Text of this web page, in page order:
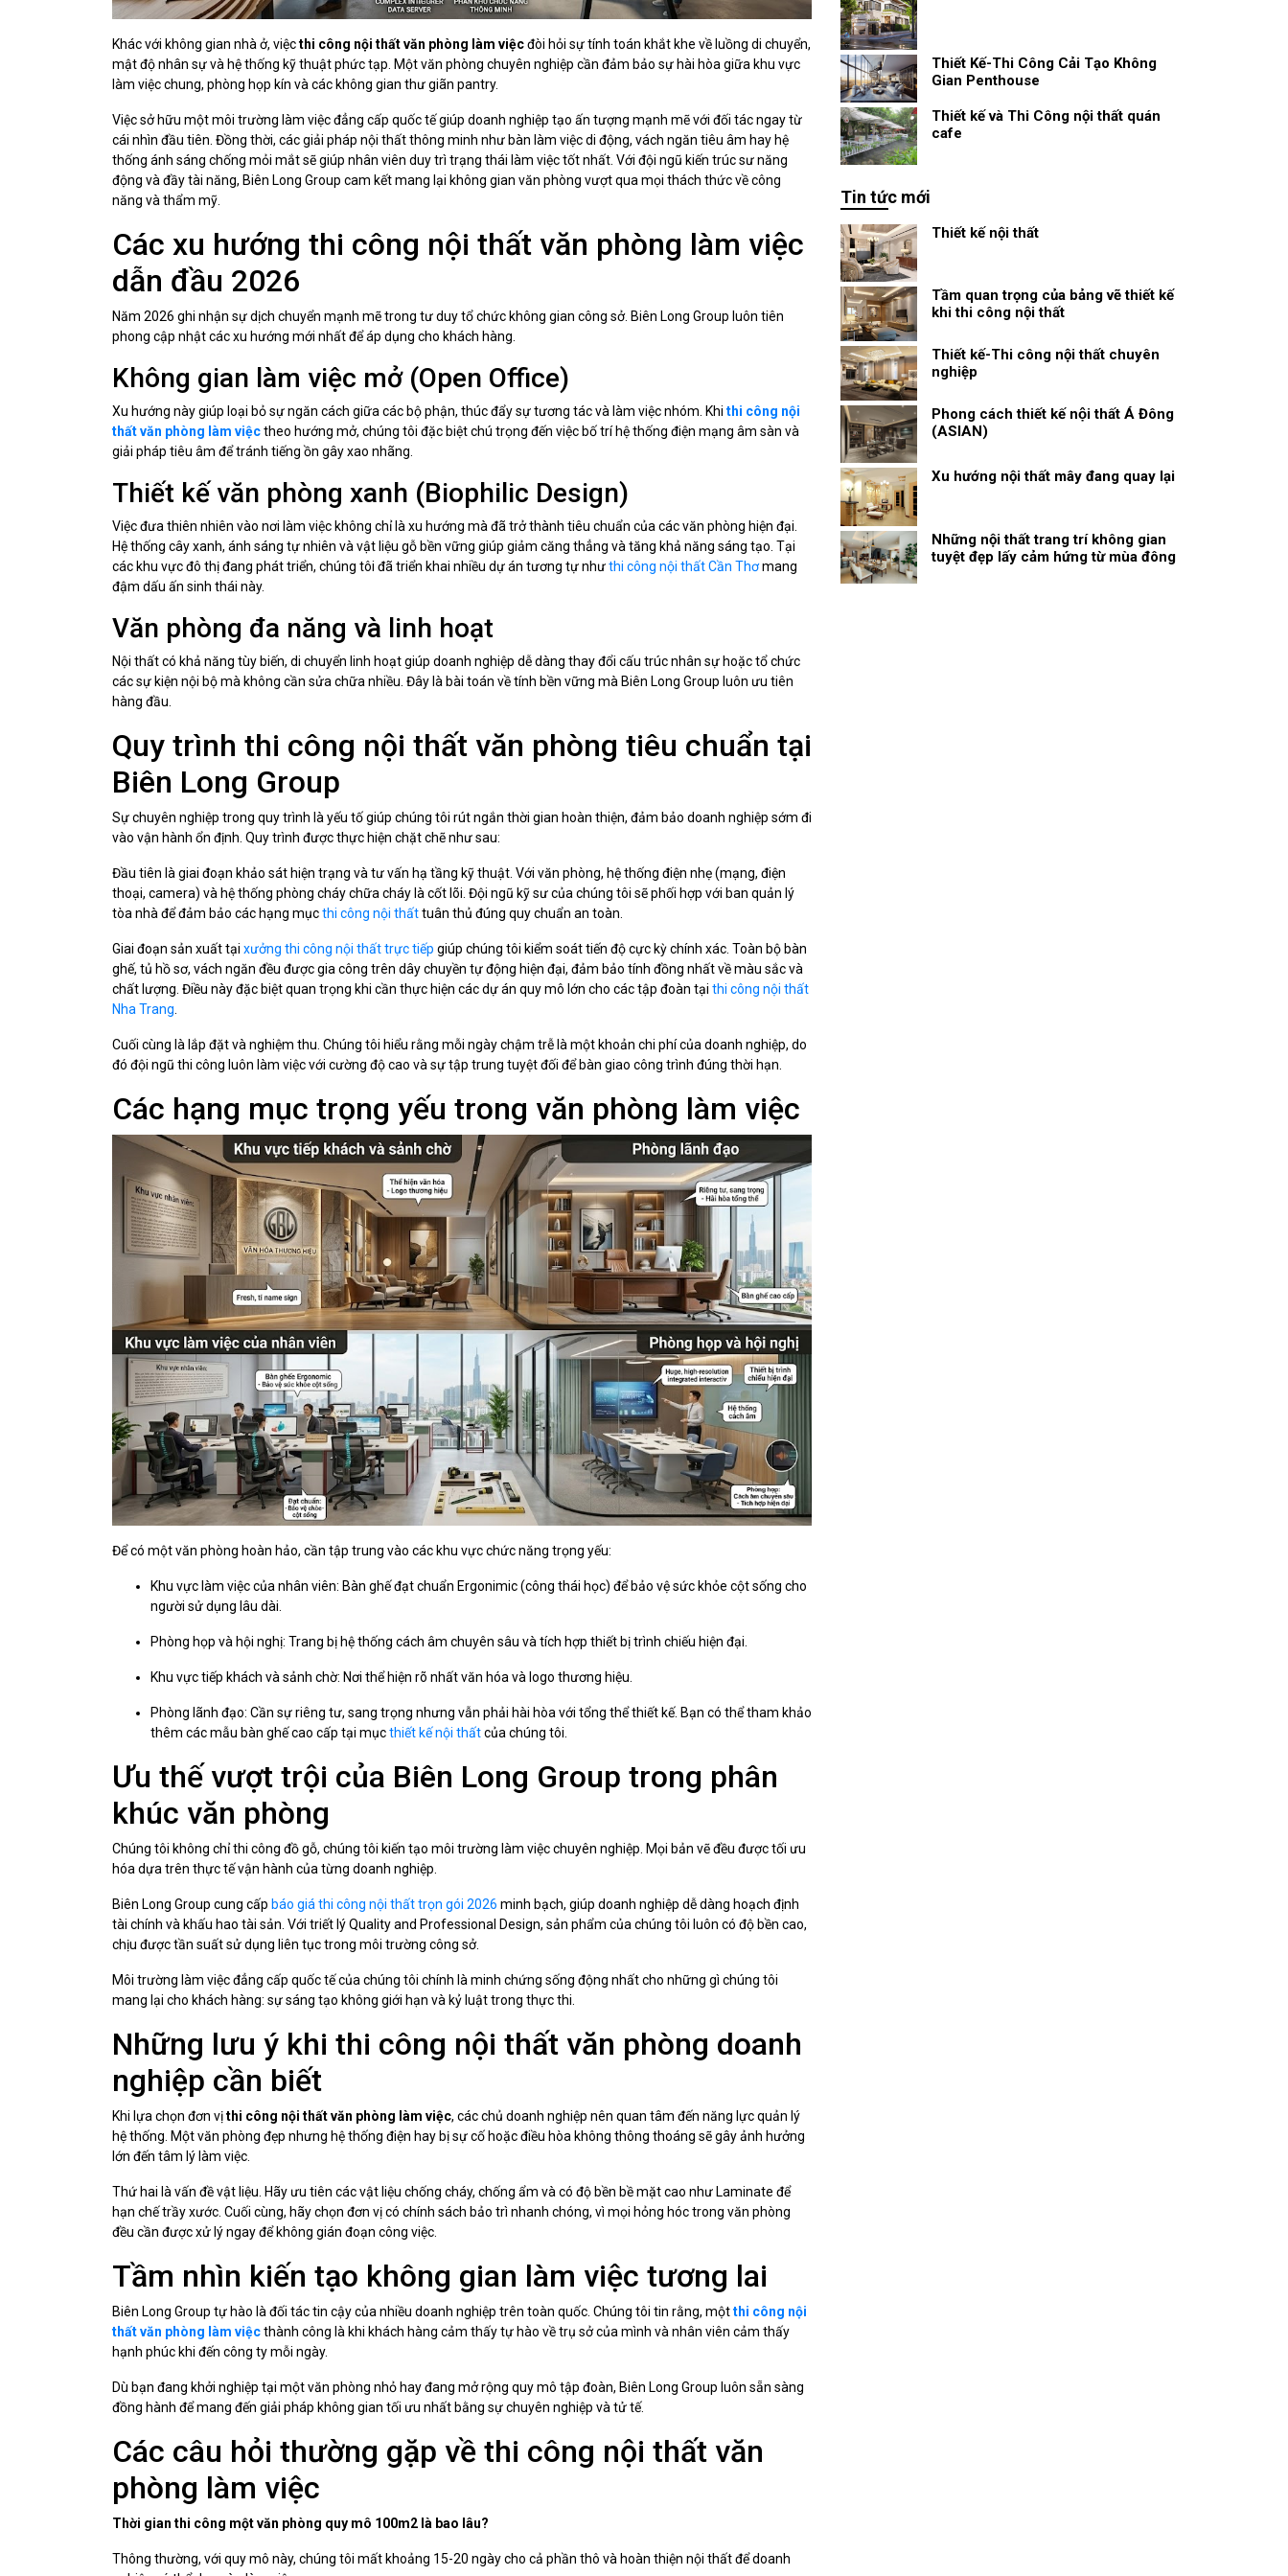
Khác với không gian nhà ở, việcthi công nội thất văn phòng làm việcđòi hỏi sự tính toán khắt khe về luồng di chuyển,
mật độ nhân sự và hệ thống kỹ thuật phức tạp. Một văn phòng chuyên nghiệp cần đảm bảo sự hài hòa giữa khu vực
làm việc chung, phòng họp kín và các không gian thư giãn pantry.
Việc sở hữu một môi trường làm việc đẳng cấp quốc tế giúp doanh nghiệp tạo ấn tượng mạnh mẽ với đối tác ngay từ
cái nhìn đầu tiên. Đồng thời, các giải pháp nội thất thông minh như bàn làm việc di động, vách ngăn tiêu âm hay hệ
thống ánh sáng chống mỏi mắt sẽ giúp nhân viên duy trì trạng thái làm việc tốt nhất. Với đội ngũ kiến trúc sư năng
động và đầy tài năng, Biên Long Group cam kết mang lại không gian văn phòng vượt qua mọi thách thức về công
năng và thẩm mỹ.
Các xu hướng thi công nội thất văn phòng làm việc
dẫn đầu 2026
Năm 2026 ghi nhận sự dịch chuyển mạnh mẽ trong tư duy tổ chức không gian công sở. Biên Long Group luôn tiên
phong cập nhật các xu hướng mới nhất để áp dụng cho khách hàng.
Không gian làm việc mở (Open Office)
Xu hướng này giúp loại bỏ sự ngăn cách giữa các bộ phận, thúc đẩy sự tương tác và làm việc nhóm. Khi thi công nội
thất văn phòng làm việctheo hướng mở, chúng tôi đặc biệt chú trọng đến việc bố trí hệ thống điện mạng âm sàn và
giải pháp tiêu âm để tránh tiếng ồn gây xao nhãng.
Thiết kế văn phòng xanh (Biophilic Design)
Việc đưa thiên nhiên vào nơi làm việc không chỉ là xu hướng mà đã trở thành tiêu chuẩn của các văn phòng hiện đại.
Hệ thống cây xanh, ánh sáng tự nhiên và vật liệu gỗ bền vững giúp giảm căng thẳng và tăng khả năng sáng tạo. Tại
các khu vực đô thị đang phát triển, chúng tôi đã triển khai nhiều dự án tương tự nhưthi công nội thất Cần Thơmang
đậm dấu ấn sinh thái này.
Văn phòng đa năng và linh hoạt
Nội thất có khả năng tùy biến, di chuyển linh hoạt giúp doanh nghiệp dễ dàng thay đổi cấu trúc nhân sự hoặc tổ chức
các sự kiện nội bộ mà không cần sửa chữa nhiều. Đây là bài toán về tính bền vững mà Biên Long Group luôn ưu tiên
hàng đầu.
Quy trình thi công nội thất văn phòng tiêu chuẩn tại
Biên Long Group
Sự chuyên nghiệp trong quy trình là yếu tố giúp chúng tôi rút ngắn thời gian hoàn thiện, đảm bảo doanh nghiệp sớm đi
vào vận hành ổn định. Quy trình được thực hiện chặt chẽ như sau:
Đầu tiên là giai đoạn khảo sát hiện trạng và tư vấn hạ tầng kỹ thuật. Với văn phòng, hệ thống điện nhẹ (mạng, điện
thoại, camera) và hệ thống phòng cháy chữa cháy là cốt lõi. Đội ngũ kỹ sư của chúng tôi sẽ phối hợp với ban quản lý
tòa nhà để đảm bảo các hạng mụcthi công nội thấttuân thủ đúng quy chuẩn an toàn.
Giai đoạn sản xuất tại xưởng thi công nội thất trực tiếp giúp chúng tôi kiểm soát tiến độ cực kỳ chính xác. Toàn bộ bàn
ghế, tủ hồ sơ, vách ngăn đều được gia công trên dây chuyền tự động hiện đại, đảm bảo tính đồng nhất về màu sắc và
chất lượng. Điều này đặc biệt quan trọng khi cần thực hiện các dự án quy mô lớn cho các tập đoàn tại thi công nội thất
Nha Trang
Cuối cùng là lắp đặt và nghiệm thu. Chúng tôi hiểu rằng mỗi ngày chậm trễ là một khoản chi phí của doanh nghiệp, do
đó đội ngũ thi công luôn làm việc với cường độ cao và sự tập trung tuyệt đối để bàn giao công trình đúng thời hạn.
Các hạng mục trọng yếu trong văn phòng làm việc
Để có một văn phòng hoàn hảo, cần tập trung vào các khu vực chức năng trọng yếu:
Khu vực làm việc của nhân viên: Bàn ghế đạt chuẩn Ergonimic (công thái học) để bảo vệ sức khỏe cột sống cho
người sử dụng lâu dài.
Phòng họp và hội nghị: Trang bị hệ thống cách âm chuyên sâu và tích hợp thiết bị trình chiếu hiện đại.
Khu vực tiếp khách và sảnh chờ: Nơi thể hiện rõ nhất văn hóa và logo thương hiệu.
Phòng lãnh đạo: Cần sự riêng tư, sang trọng nhưng vẫn phải hài hòa với tổng thể thiết kế. Bạn có thể tham khảo
thêm các mẫu bàn ghế cao cấp tại mụcthiết kế nội thấtcủa chúng tôi.
Ưu thế vượt trội của Biên Long Group trong phân
khúc văn phòng
Chúng tôi không chỉ thi công đồ gỗ, chúng tôi kiến tạo môi trường làm việc chuyên nghiệp. Mọi bản vẽ đều được tối ưu
hóa dựa trên thực tế vận hành của từng doanh nghiệp.
Biên Long Group cung cấp báo giá thi công nội thất trọn gói 2026 minh bạch, giúp doanh nghiệp dễ dàng hoạch định
tài chính và khấu hao tài sản. Với triết lý Quality and Professional Design, sản phẩm của chúng tôi luôn có độ bền cao,
chịu được tần suất sử dụng liên tục trong môi trường công sở.
Môi trường làm việc đẳng cấp quốc tế của chúng tôi chính là minh chứng sống động nhất cho những gì chúng tôi
mang lại cho khách hàng: sự sáng tạo không giới hạn và kỷ luật trong thực thi.
Những lưu ý khi thi công nội thất văn phòng doanh
nghiệp cần biết
Khi lựa chọn đơn vịthi công nội thất văn phòng làm việc, các chủ doanh nghiệp nên quan tâm đến năng lực quản lý
hệ thống. Một văn phòng đẹp nhưng hệ thống điện hay bị sự cố hoặc điều hòa không thông thoáng sẽ gây ảnh hưởng
lớn đến tâm lý làm việc.
Thứ hai là vấn đề vật liệu. Hãy ưu tiên các vật liệu chống cháy, chống ẩm và có độ bền bề mặt cao như Laminate để
hạn chế trầy xước. Cuối cùng, hãy chọn đơn vị có chính sách bảo trì nhanh chóng, vì mọi hỏng hóc trong văn phòng
đều cần được xử lý ngay để không gián đoạn công việc.
Tầm nhìn kiến tạo không gian làm việc tương lai
Biên Long Group tự hào là đối tác tin cậy của nhiều doanh nghiệp trên toàn quốc. Chúng tôi tin rằng, mộtthi công nội
thất văn phòng làm việcthành công là khi khách hàng cảm thấy tự hào về trụ sở của mình và nhân viên cảm thấy
hạnh phúc khi đến công ty mỗi ngày.
Dù bạn đang khởi nghiệp tại một văn phòng nhỏ hay đang mở rộng quy mô tập đoàn, Biên Long Group luôn sẵn sàng
đồng hành để mang đến giải pháp không gian tối ưu nhất bằng sự chuyên nghiệp và tử tế.
Các câu hỏi thường gặp về thi công nội thất văn
phòng làm việc
Thời gian thi công một văn phòng quy mô 100m2 là bao lâu?
Thông thường, với quy mô này, chúng tôi mất khoảng 15-20 ngày cho cả phần thô và hoàn thiện nội thất để doanh
Thiết Kế-Thi Công Cải Tạo Không
Gian Penthouse
Thiết kế và Thi Công nội thất quán
cafe
Tin tức mới
Thiết kế nội thất
Tầm quan trọng của bảng vẽ thiết kế
khi thi công nội thất
Thiết kế-Thi công nội thất chuyên
nghiệp
Phong cách thiết kế nội thất Á Đông
(ASIAN)
Xu hướng nội thất mây đang quay lại
Những nội thất trang trí không gian
tuyệt đẹp lấy cảm hứng từ mùa đông